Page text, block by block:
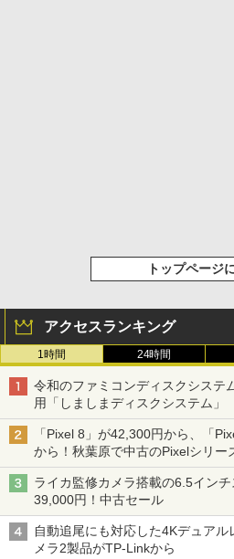
トップページ
アクセスランキング
1時間 24時間
令和のファミコンディスクシステ
用「しましまディスクシステム」
「Pixel 8」が42,300円から、「
から！秋葉原で中古のPixelシリー
ライカ監修カメラ搭載の6.5イン
39,000円！中古セール
自動追尾にも対応した4Kデュア
メラ2製品がTP-Linkから